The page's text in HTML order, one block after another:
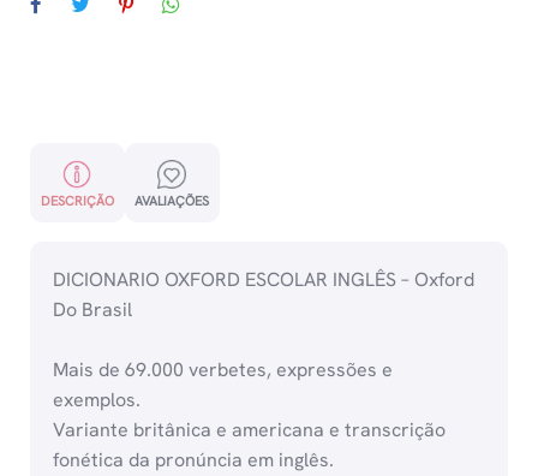
DESCRIÇÃO AVALIAÇÕES
DICIONARIO OXFORD ESCOLAR INGLÊS – Oxford
Do Brasil
Mais de 69.000 verbetes, expressões e
exemplos.
Variante britânica e americana e transcrição
fonética da pronúncia em inglês.